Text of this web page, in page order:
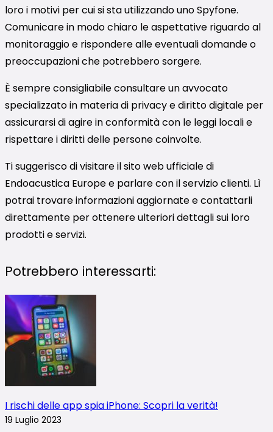
loro i motivi per cui si sta utilizzando uno Spyfone.
Comunicare in modo chiaro le aspettative riguardo al
monitoraggio e rispondere alle eventuali domande o
preoccupazioni che potrebbero sorgere.
È sempre consigliabile consultare un avvocato
specializzato in materia di privacy e diritto digitale per
assicurarsi di agire in conformità con le leggi locali e
rispettare i diritti delle persone coinvolte.
Ti suggerisco di visitare il sito web ufficiale di
Endoacustica Europe e parlare con il servizio clienti. Lì
potrai trovare informazioni aggiornate e contattarli
direttamente per ottenere ulteriori dettagli sui loro
prodotti e servizi.
Potrebbero interessarti:
I rischi delle app spia iPhone: Scopri la verità!
19 Luglio 2023